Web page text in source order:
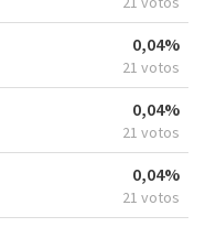
0,04%
21 votos
0,04%
21 votos
0,04%
21 votos